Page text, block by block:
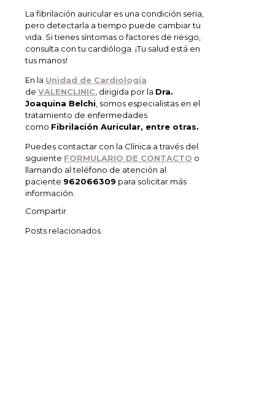
La fibrilación auricular es una condición seria,
pero detectarla a tiempo puede cambiar tu
vida. Si tienes síntomas o factores de riesgo,
consulta con tu cardióloga. ¡Tu salud está en
tus manos!
En la Unidad de Cardiología
de VALENCLINIC, dirigida por la Dra.
Joaquina Belchi, somos especialistas en el
tratamiento de enfermedades
como Fibrilación Auricular, entre otras.
Puedes contactar con la Clínica a través del
siguiente FORMULARIO DE CONTACTO o
llamando al teléfono de atención al
paciente 962066309 para solicitar más
información.
Compartir
Posts relacionados